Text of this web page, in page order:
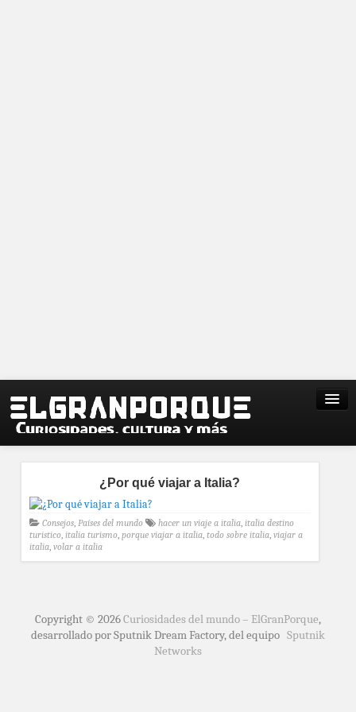
¿Por qué viajar a Italia?
Consejos, Países del mundo hacer un viaje a italia, italia destino
turistico, italia turismo, porque viajar a italia, todo sobre italia, viajar a
italia, volar a italia
Copyright © 2026Curiosidades del mundo – ElGranPorque,
desarrollado por Sputnik Dream Factory, del equipo Sputnik
Networks